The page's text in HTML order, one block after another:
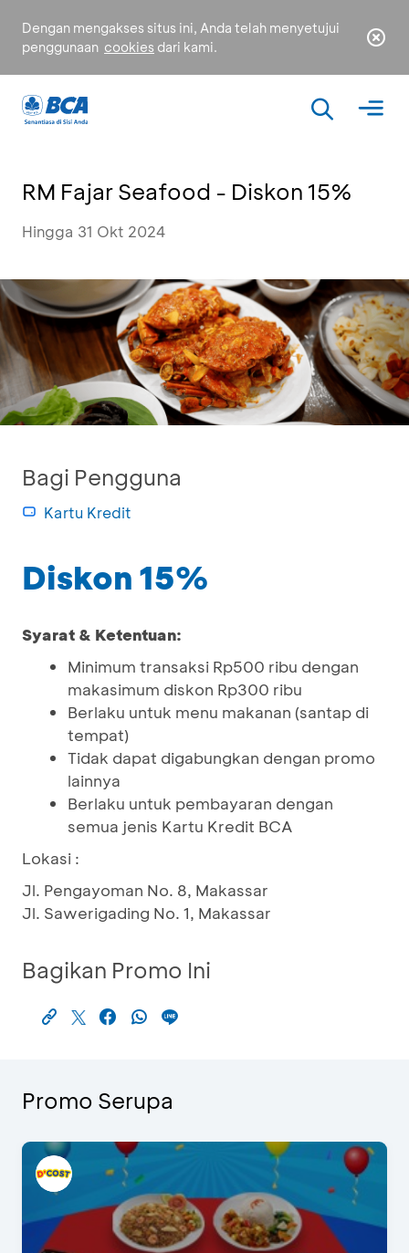
Dengan mengakses situs ini, Anda telah menyetujui
penggunaan cookies dari kami.
RM Fajar Seafood - Diskon 15%
Hingga 31 Okt 2024
Bagi Pengguna
Kartu Kredit
Diskon 15%
Syarat & Ketentuan:
Minimum transaksi Rp500 ribu dengan
makasimum diskon Rp300 ribu
Berlaku untuk menu makanan (santap di
tempat)
Tidak dapat digabungkan dengan promo
lainnya
Berlaku untuk pembayaran dengan
semua jenis Kartu Kredit BCA
Lokasi :
Jl. Pengayoman No. 8, Makassar
Jl. Sawerigading No. 1, Makassar
Bagikan Promo Ini
Promo Serupa